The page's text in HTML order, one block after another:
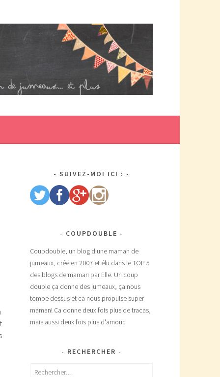
DE TRACAS, MAIS AUSSI DEUX FOIS PLUS D'AMOUR.
SUIVEZ-MOI ICI :
COUPDOUBLE
Coupdouble, un blog d'une maman de
jumeaux, créé en 2007 et élu dans le TOP 5
des blogs de maman par Elle. Un coup
double ça donne des jumeaux, ça nous
tombe dessus et ca nous propulse super
maman! Ca donne deux fois plus de tracas,
mais aussi deux fois plus d'amour.
RECHERCHER
Rechercher :